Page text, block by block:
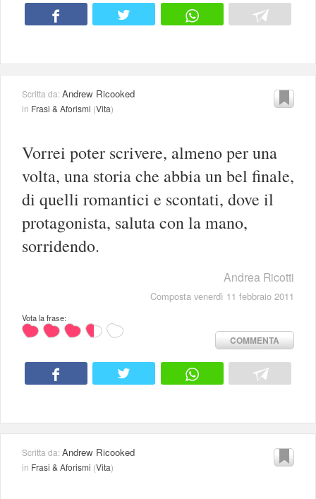
Scritta da:Andrew Ricooked
in Frasi & Aforismi (Vita)
Vorrei poter scrivere, almeno per una
volta, una storia che abbia un bel finale,
di quelli romantici e scontati, dove il
protagonista, saluta con la mano,
sorridendo.
Andrea Ricotti
Composta venerdì 11 febbraio 2011
Vota la frase:
COMMENTA
Scritta da:Andrew Ricooked
in Frasi & Aforismi (Vita)